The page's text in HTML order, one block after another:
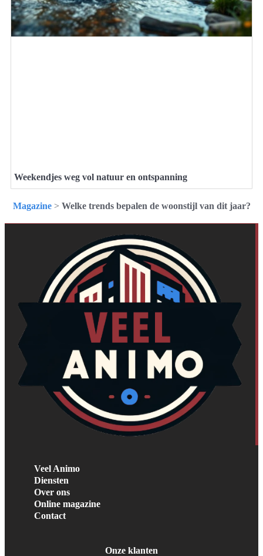
Weekendjes weg vol natuur en ontspanning
Magazine> Welke trends bepalen de woonstijl van dit jaar?
Veel Animo
Diensten
Over ons
Online magazine
Contact
Onze klanten